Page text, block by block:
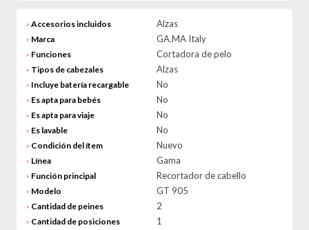
> Accesorios incluidos Alzas
> Marca GA.MA Italy
> Funciones Cortadora de pelo
> Tipos de cabezales Alzas
> Incluye batería recargable No
> Es apta para bebés No
> Es apta para viaje No
> Es lavable No
> Condición del ítem Nuevo
> Línea Gama
> Función principal Recortador de cabello
> Modelo GT 905
> Cantidad de peines 2
> Cantidad de posiciones 1